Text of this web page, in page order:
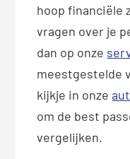
hoop financiële
vragen over je
dan op onze
meestgestelde
kijkje in onze
om de best
vergelijken.